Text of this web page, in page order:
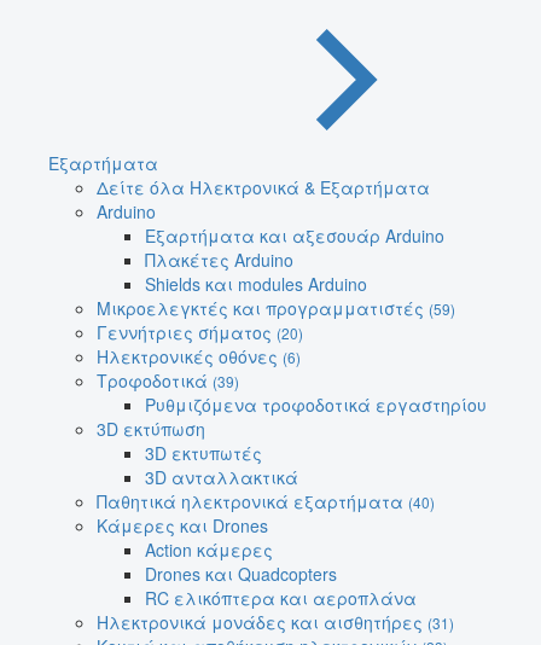
Εξαρτήματα
Δείτε όλα Ηλεκτρονικά & Εξαρτήματα
Arduino
Εξαρτήματα και αξεσουάρ Arduino
Πλακέτες Arduino
Shields και modules Arduino
Μικροελεγκτές και προγραμματιστές (59)
Γεννήτριες σήματος (20)
Ηλεκτρονικές οθόνες (6)
Τροφοδοτικά (39)
Ρυθμιζόμενα τροφοδοτικά εργαστηρίου
3D εκτύπωση
3D εκτυπωτές
3D ανταλλακτικά
Παθητικά ηλεκτρονικά εξαρτήματα (40)
Κάμερες και Drones
Action κάμερες
Drones και Quadcopters
RC ελικόπτερα και αεροπλάνα
Ηλεκτρονικά μονάδες και αισθητήρες (31)